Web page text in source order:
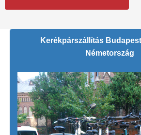
Kerékpárszállítás
Németország